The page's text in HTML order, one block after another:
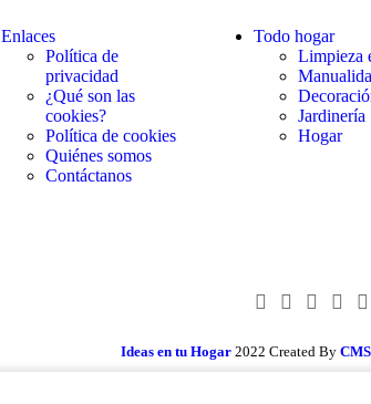
Enlaces
Política de
privacidad
¿Qué son las
cookies?
Política de cookies
Quiénes somos
Contáctanos
Todo hogar
Limpieza
Jardinería
Hogar
Ideas en tu Hogar 2022 Created By CMS